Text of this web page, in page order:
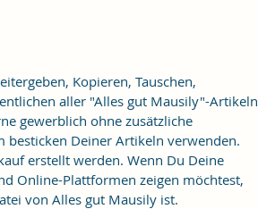
Kopieren, Tauschen,
aller "Alles gut Mausily"-Artikeln
gewerblich ohne zusätzliche
besticken Deiner Artikeln verwenden.
erstellt werden. Wenn Du Deine
Online-Plattformen zeigen möchtest,
von Alles gut Mausily ist.